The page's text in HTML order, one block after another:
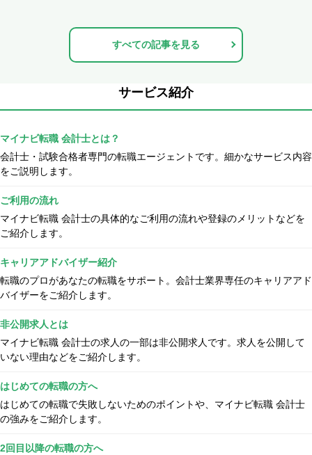
すべての記事を見る
サービス紹介
マイナビ転職 会計士とは？
会計士・試験合格者専門の転職エージェントです。細かなサービス内容
をご説明します。
ご利用の流れ
マイナビ転職 会計士の具体的なご利用の流れや登録のメリットなどを
ご紹介します。
キャリアアドバイザー紹介
転職のプロがあなたの転職をサポート。会計士業界専任のキャリアアド
バイザーをご紹介します。
非公開求人とは
マイナビ転職 会計士の求人の一部は非公開求人です。求人を公開して
いない理由などをご紹介します。
はじめての転職の方へ
はじめての転職で失敗しないためのポイントや、マイナビ転職 会計士
の強みをご紹介します。
2回目以降の転職の方へ